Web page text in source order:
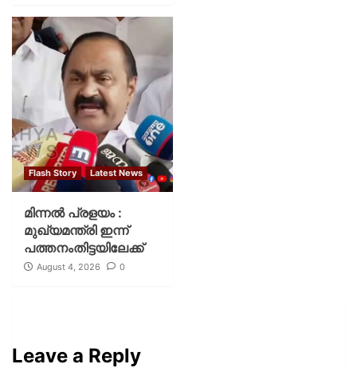
Flash Story Latest News
മിന്നല്‍ പ്രളയം :
മുഖ്യമന്ത്രി ഇന്ന്
പത്തനംതിട്ടയിലേക്ക്
August 4, 2026 0
Leave a Reply